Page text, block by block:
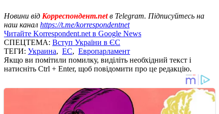
Новини від Корреспондент.netв Telegram. Підписуйтесь на
наш канал https://t.me/korrespondentnet
Читайте Korrespondent.net в Google News
СПЕЦТЕМА: Вступ України в ЄС
ТЕГИ: Украина, ЕС, Европарламент
Якщо ви помітили помилку, виділіть необхідний текст і
натисніть Ctrl + Enter, щоб повідомити про це редакцію.